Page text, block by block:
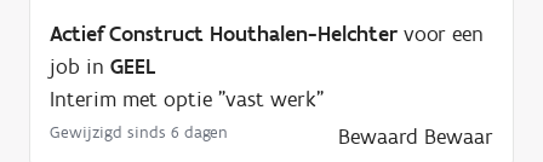
Actief Construct Houthalen-Helchter voor een
job in GEEL
Interim met optie "vast werk"
Gewijzigd sinds 6 dagen Bewaard Bewaar